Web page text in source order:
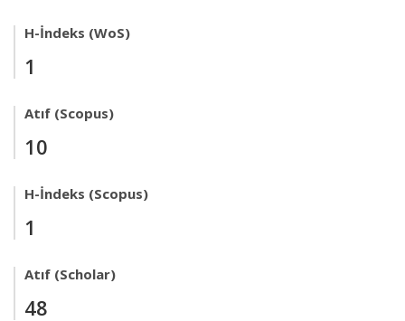
H-İndeks (WoS)
1
Atıf (Scopus)
10
H-İndeks (Scopus)
1
Atıf (Scholar)
48